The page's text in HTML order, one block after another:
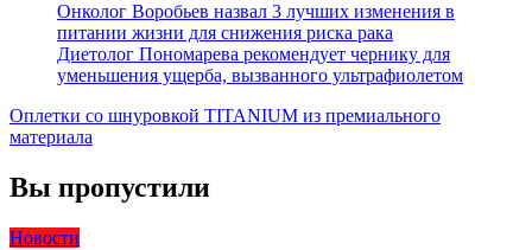
Онколог Воробьев назвал 3 лучших изменения в
питании жизни для снижения риска рака
Диетолог Пономарева рекомендует чернику для
уменьшения ущерба, вызванного ультрафиолетом
Оплетки со шнуровкой TITANIUM из премиального
материала
Вы пропустили
Новости